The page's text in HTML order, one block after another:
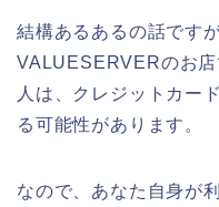
結構あるあるの話です
VALUESERVERのお
人は、クレジットカー
る可能性があります。
なので、あなた自身が